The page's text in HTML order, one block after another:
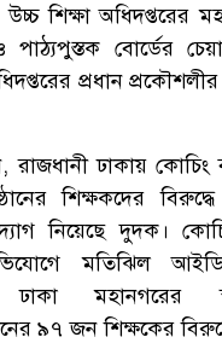
শিক্ষা অধিদপ্তরের
পাঠ্যপুস্তক বোর্ডের
প্রধান
রাজধানী ঢাকায় কোচিং
শিক্ষকদের
নিয়েছে দুদক।
মতিঝিল
মহানগরের
৯৭ জন শিক্ষকের